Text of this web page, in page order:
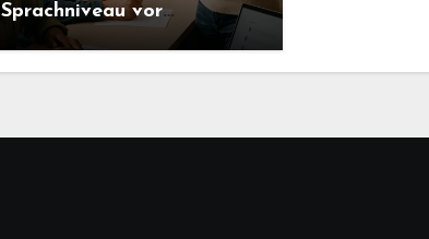
Sprachniveau vor
Kursbeginn ermitteln